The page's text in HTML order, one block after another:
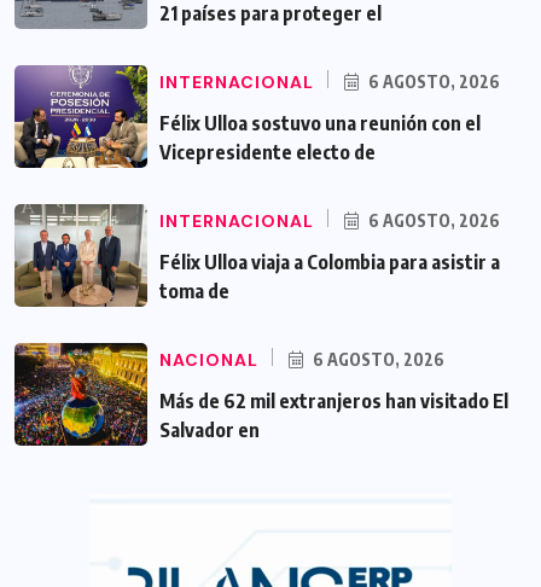
21 países para proteger el
INTERNACIONAL 6 AGOSTO, 2026
Félix Ulloa sostuvo una reunión con el
Vicepresidente electo de
INTERNACIONAL 6 AGOSTO, 2026
Félix Ulloa viaja a Colombia para asistir a
toma de
NACIONAL 6 AGOSTO, 2026
Más de 62 mil extranjeros han visitado El
Salvador en